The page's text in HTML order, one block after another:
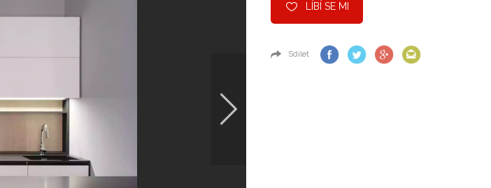
LÍBÍ SE MI
Sdílet